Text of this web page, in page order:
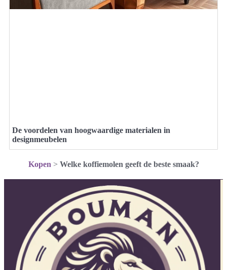
De voordelen van hoogwaardige materialen in
designmeubelen
Kopen > Welke koffiemolen geeft de beste smaak?